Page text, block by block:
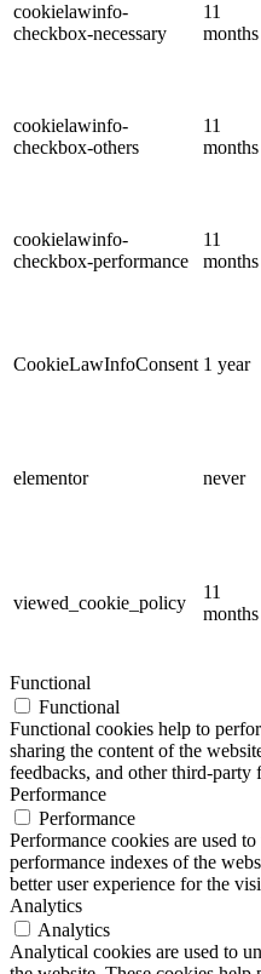
cookielawinfo-
checkbox-necessary
11
months
cookielawinfo-
checkbox-others
11
months
cookielawinfo-
checkbox-performance
11
months
CookieLawInfoConsent 1 year
elementor never
viewed_cookie_policy
11
months
Functional
Functional
Functional cookies help to
sharing the content of the
feedbacks, and other third-party
Performance
Performance
Performance cookies are used
performance indexes of the
better user experience for the
Analytics
Analytics
Analytical cookies are used to